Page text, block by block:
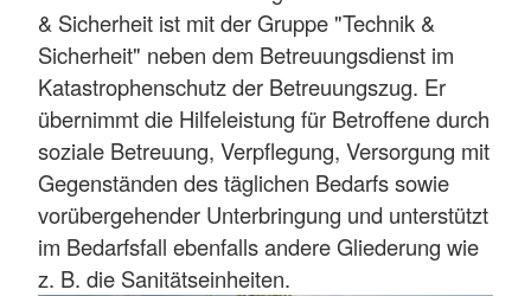
& Sicherheit ist mit der Gruppe "Technik &
Sicherheit" neben dem Betreuungsdienst im
Katastrophenschutz der Betreuungszug. Er
übernimmt die Hilfeleistung für Betroffene durch
soziale Betreuung, Verpflegung, Versorgung mit
Gegenständen des täglichen Bedarfs sowie
vorübergehender Unterbringung und unterstützt
im Bedarfsfall ebenfalls andere Gliederung wie
z. B. die Sanitätseinheiten.